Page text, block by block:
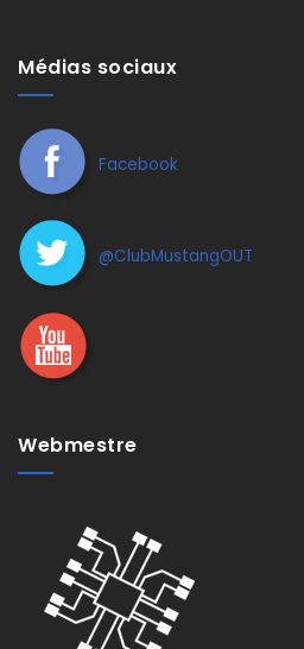
Médias sociaux
Facebook
@ClubMustangOUT
Webmestre